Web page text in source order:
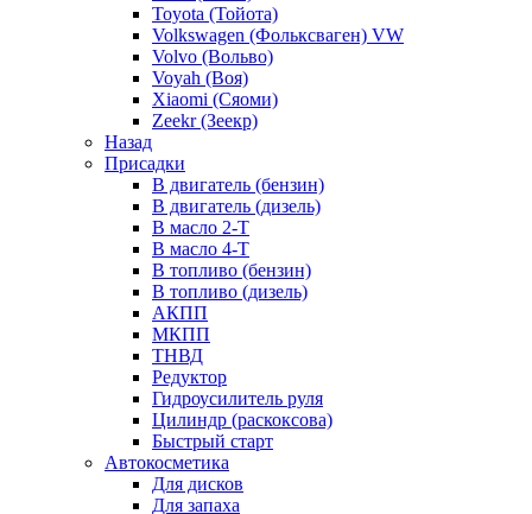
Toyota (Тойота)
Volkswagen (Фольксваген) VW
Volvo (Вольво)
Voyah (Воя)
Xiaomi (Сяоми)
Zeekr (Зеекр)
Назад
Присадки
В двигатель (бензин)
В двигатель (дизель)
В масло 2-Т
В масло 4-Т
В топливо (бензин)
В топливо (дизель)
АКПП
МКПП
ТНВД
Редуктор
Гидроусилитель руля
Цилиндр (раскоксова)
Быстрый старт
Автокосметика
Для дисков
Для запаха